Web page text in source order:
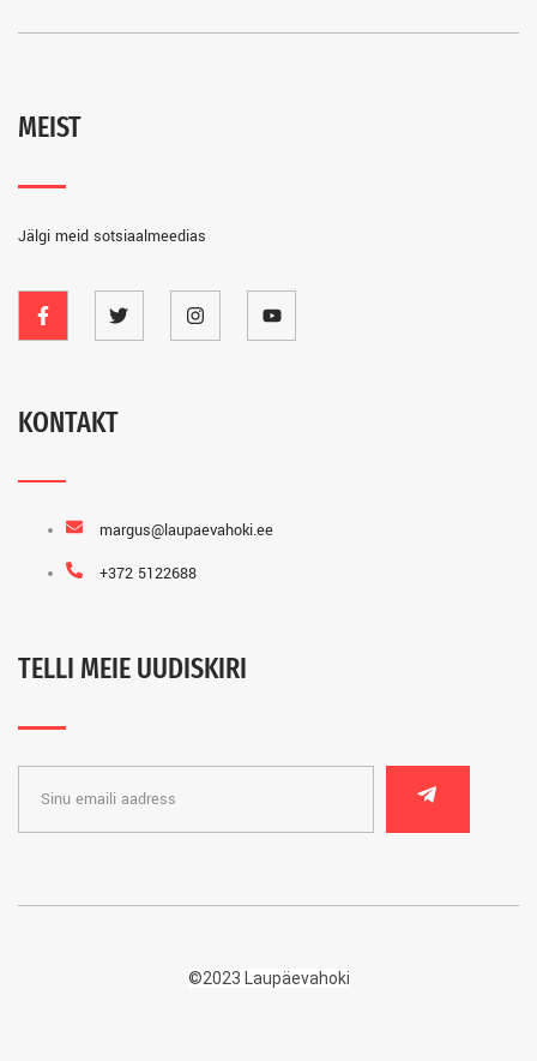
MEIST
Jälgi meid sotsiaalmeedias
KONTAKT
margus@laupaevahoki.ee
+372 5122688
TELLI MEIE UUDISKIRI
©2023 Laupäevahoki